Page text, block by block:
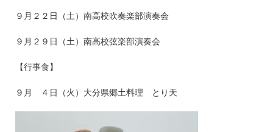
９月２２日（土）南高校吹奏楽部演奏会
９月２９日（土）南高校弦楽部演奏会
【行事食】
９月 ４日（火）大分県郷土料理 とり天